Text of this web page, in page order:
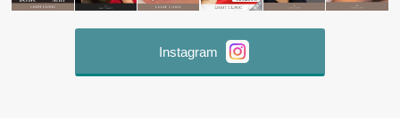
Instagram